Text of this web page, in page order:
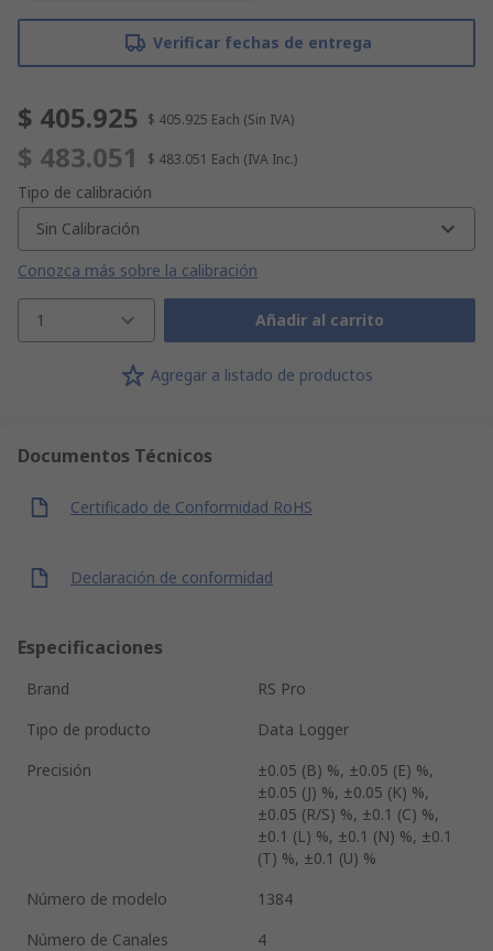
Verificar fechas de entrega
$ 405.925 $ 405.925 Each (Sin IVA)
$ 483.051 $ 483.051 Each (IVA Inc.)
Tipo de calibración
Sin Calibración
Conozca más sobre la calibración
1 Añadir al carrito
Agregar a listado de productos
Documentos Técnicos
Certificado de Conformidad RoHS
Declaración de conformidad
Especificaciones
Brand
RS Pro
Tipo de producto
Data Logger
Precisión
±0.05 (B) %, ±0.05 (E) %,
±0.05 (J) %, ±0.05 (K) %,
±0.05 (R/S) %, ±0.1 (C) %,
±0.1 (L) %, ±0.1 (N) %, ±0.1
(T) %, ±0.1 (U) %
Número de modelo
1384
Número de Canales
4